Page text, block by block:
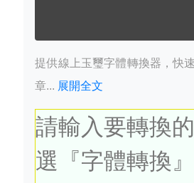
提供線上玉璽字體轉換器，快
章... 展開全文